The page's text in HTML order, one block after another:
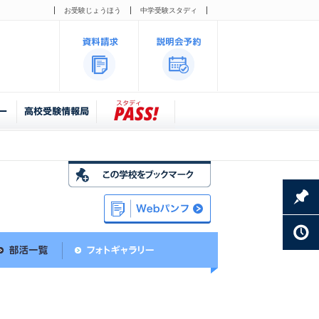
お受験じょうほう 中学受験スタディ